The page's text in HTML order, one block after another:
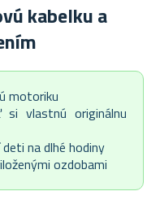
kabelku a
motoriku
vlastnú originálnu
na dlhé hodiny
ozdobami